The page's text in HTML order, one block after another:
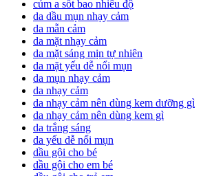
cúm a sốt bao nhiêu độ
da dầu mụn nhạy cảm
da mẫn cảm
da mặt nhạy cảm
da mặt sáng mịn tự nhiên
da mặt yếu dễ nổi mụn
da mụn nhạy cảm
da nhạy cảm
da nhạy cảm nên dùng kem dưỡng gì
da nhạy cảm nên dùng kem gì
da trắng sáng
da yếu dễ nổi mụn
dầu gội cho bé
dầu gội cho em bé